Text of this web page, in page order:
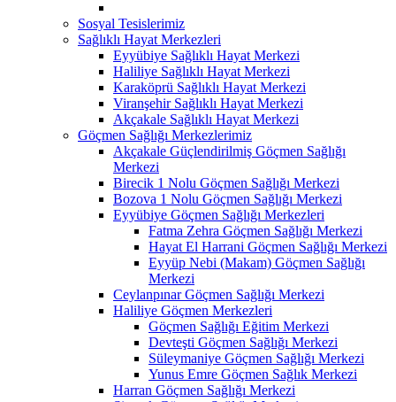
Sosyal Tesislerimiz
Sağlıklı Hayat Merkezleri
Eyyübiye Sağlıklı Hayat Merkezi
Haliliye Sağlıklı Hayat Merkezi
Karaköprü Sağlıklı Hayat Merkezi
Viranşehir Sağlıklı Hayat Merkezi
Akçakale Sağlıklı Hayat Merkezi
Göçmen Sağlığı Merkezlerimiz
Akçakale Güçlendirilmiş Göçmen Sağlığı
Merkezi
Birecik 1 Nolu Göçmen Sağlığı Merkezi
Bozova 1 Nolu Göçmen Sağlığı Merkezi
Eyyübiye Göçmen Sağlığı Merkezleri
Fatma Zehra Göçmen Sağlığı Merkezi
Hayat El Harrani Göçmen Sağlığı Merkezi
Eyyüp Nebi (Makam) Göçmen Sağlığı
Merkezi
Ceylanpınar Göçmen Sağlığı Merkezi
Haliliye Göçmen Merkezleri
Göçmen Sağlığı Eğitim Merkezi
Devteşti Göçmen Sağlığı Merkezi
Süleymaniye Göçmen Sağlığı Merkezi
Yunus Emre Göçmen Sağlık Merkezi
Harran Göçmen Sağlığı Merkezi